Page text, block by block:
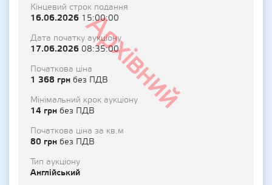
Архівний
Кінцевий строк подання
16.06.2026 15:00:00
Дата початку аукціону
17.06.2026 08:35:00
Початкова ціна
1 368 грн без ПДВ
Мінімальний крок аукціону
14 грн без ПДВ
Початкова ціна за кв.м
80 грн без ПДВ
Тип аукціону
Англійський